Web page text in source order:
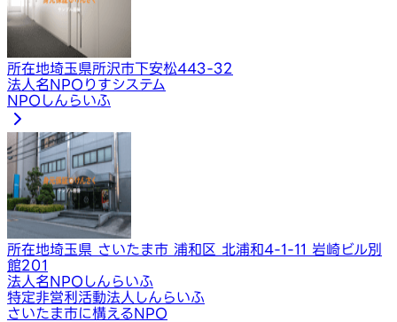
所在地埼玉県所沢市下安松443-32
法人名NPOりすシステム
NPOしんらいふ
所在地埼玉県 さいたま市 浦和区 北浦和4-1-11 岩崎ビル別
館201
法人名NPOしんらいふ
特定非営利活動法人しんらいふ
さいたま市に構えるNPO